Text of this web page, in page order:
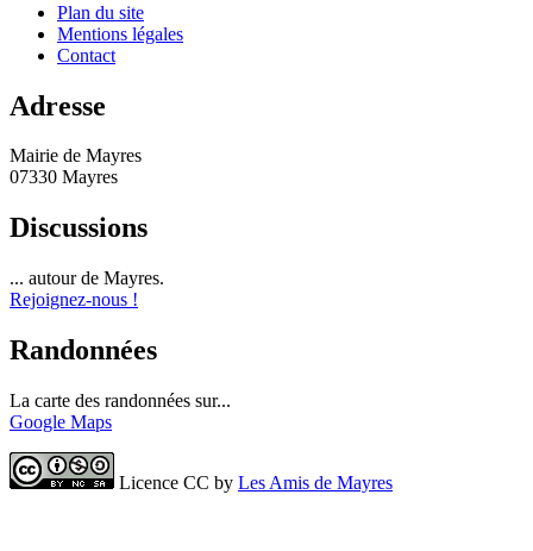
Plan du site
Mentions légales
Contact
Adresse
Mairie de Mayres
07330 Mayres
Discussions
... autour de Mayres.
Rejoignez-nous !
Randonnées
La carte des randonnées sur...
Google Maps
Licence CC by Les Amis de Mayres